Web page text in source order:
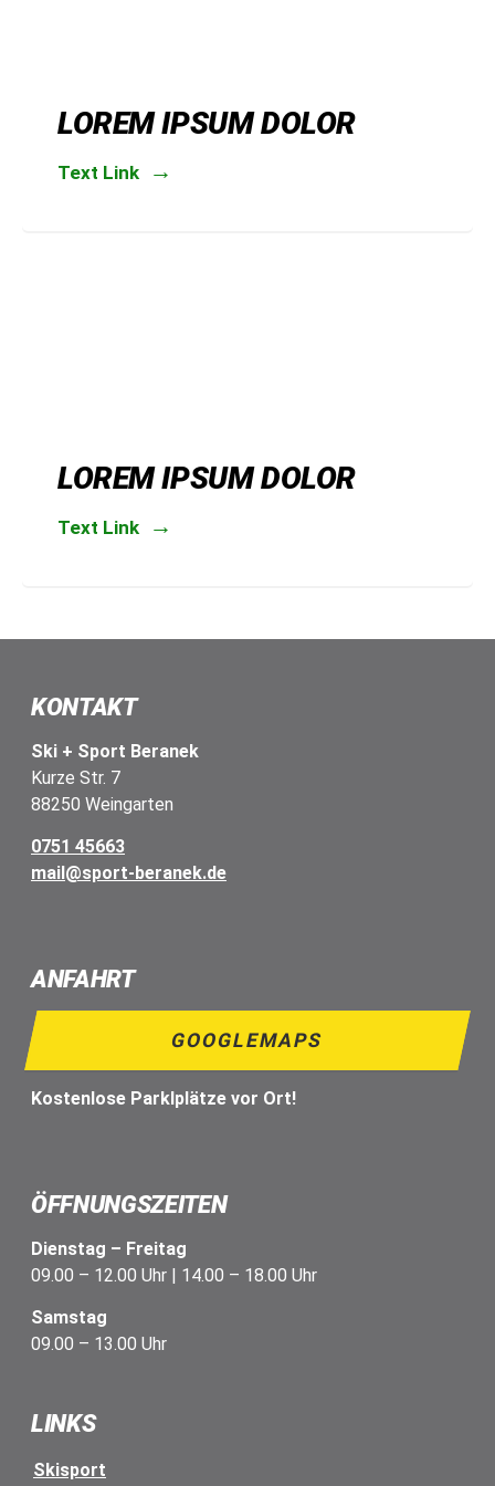
LOREM IPSUM DOLOR
Text Link
LOREM IPSUM DOLOR
Text Link
KONTAKT
Ski + Sport Beranek
Kurze Str. 7
88250 Weingarten
0751 45663
mail@sport-beranek.de
ANFAHRT
GOOGLEMAPS
Kostenlose Parklplätze vor Ort!
ÖFFNUNGSZEITEN
Dienstag – Freitag
09.00 – 12.00 Uhr | 14.00 – 18.00 Uhr
Samstag
09.00 – 13.00 Uhr
LINKS
Skisport